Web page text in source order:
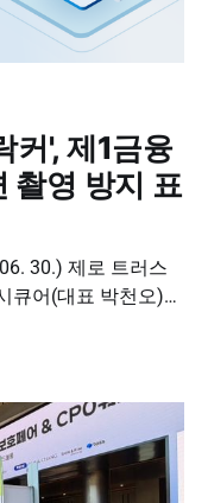
커', 제1금융
촬영 방지 표
트러스
큐어(대표 박천오)는
공급계약을 마치고
국 금융을 대표하는